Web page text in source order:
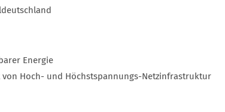
Energie
Hoch- und Höchstspannungs-Netzinfrastruktur